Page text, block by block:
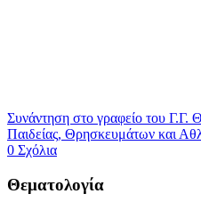
Συνάντηση στο γραφείο του Γ.Γ.
Παιδείας, Θρησκευμάτων και
0 Σχόλια
Θεματολογία